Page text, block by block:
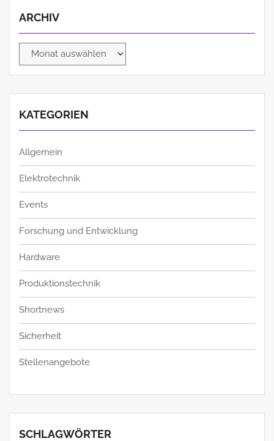
ARCHIV
Archiv
KATEGORIEN
Allgemein
Elektrotechnik
Events
Forschung und Entwicklung
Hardware
Produktionstechnik
Shortnews
Sicherheit
Stellenangebote
SCHLAGWÖRTER